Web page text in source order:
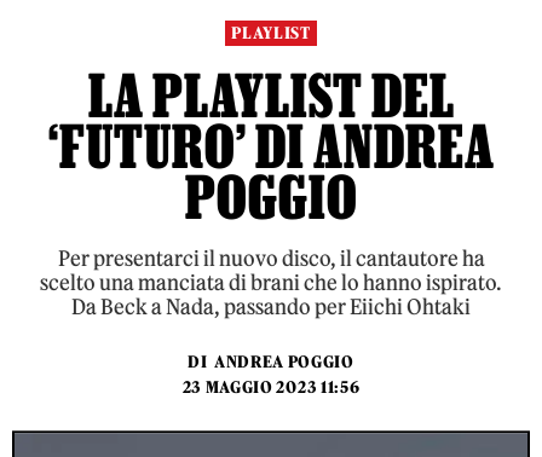
PLAYLIST
LA PLAYLIST DEL
‘FUTURO’ DI ANDREA
POGGIO
Per presentarci il nuovo disco, il cantautore ha
scelto una manciata di brani che lo hanno ispirato.
Da Beck a Nada, passando per Eiichi Ohtaki
DI ANDREA POGGIO
23 MAGGIO 2023 11:56